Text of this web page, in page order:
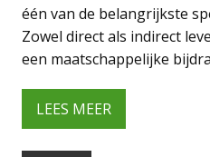
één van de belangrijkste
Zowel direct als indirect
een maatschappelijke
LEES MEER